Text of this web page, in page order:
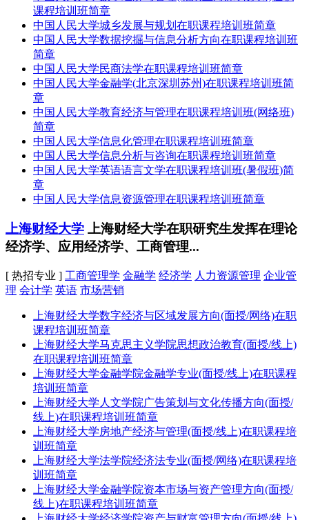
课程培训班简章
中国人民大学城乡发展与规划在职课程培训班简章
中国人民大学数据挖掘与信息分析方向在职课程培训班
简章
中国人民大学民商法学在职课程培训班简章
中国人民大学金融学(北京深圳苏州)在职课程培训班简
章
中国人民大学教育经济与管理在职课程培训班(网络班)
简章
中国人民大学信息化管理在职课程培训班简章
中国人民大学信息分析与咨询在职课程培训班简章
中国人民大学英语语言文学在职课程培训班(暑假班)简
章
中国人民大学信息资源管理在职课程培训班简章
上海财经大学 上海财经大学在职研究生发挥在理论
经济学、应用经济学、工商管理...
[ 热招专业 ] 工商管理学 金融学 经济学 人力资源管理 企业管
理 会计学 英语 市场营销
上海财经大学数字经济与区域发展方向(面授/网络)在职
课程培训班简章
上海财经大学马克思主义学院思想政治教育(面授/线上)
在职课程培训班简章
上海财经大学金融学院金融学专业(面授/线上)在职课程
培训班简章
上海财经大学人文学院广告策划与文化传播方向(面授/
线上)在职课程培训班简章
上海财经大学房地产经济与管理(面授/线上)在职课程培
训班简章
上海财经大学法学院经济法专业(面授/网络)在职课程培
训班简章
上海财经大学金融学院资本市场与资产管理方向(面授/
线上)在职课程培训班简章